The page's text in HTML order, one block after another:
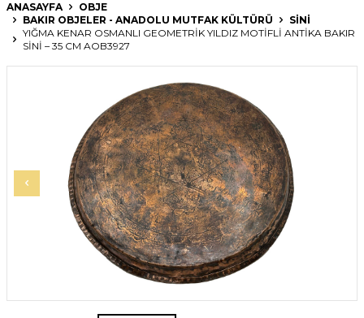
ANASAYFA
OBJE
BAKIR OBJELER - ANADOLU MUTFAK KÜLTÜRÜ
SINI
YIĞMA KENAR OSMANLI GEOMETRIK YILDIZ MOTIFLI ANTIKA BAKIR
SINI – 35 CM AOB3927